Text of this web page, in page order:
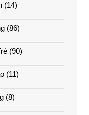
(14)
(86)
(90)
(11)
(8)